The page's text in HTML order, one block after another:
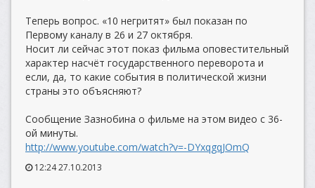
Теперь вопрос. «10 негритят» был показан по
Первому каналу в 26 и 27 октября.
Носит ли сейчас этот показ фильма оповестительный
характер насчёт государственного переворота и
если, да, то какие события в политической жизни
страны это объясняют?
Сообщение Зазнобина о фильме на этом видео с 36-
ой минуты.
http://www.youtube.com/watch?v=-DYxqgqJOmQ
12:24 27.10.2013